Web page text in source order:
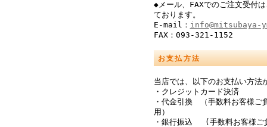
◆メール、FAXでのご注文受付
ております。
E-mail： info@mitsubaya-
FAX：093-321-1152
お支払方法
当店では、以下のお支払い方法
・クレジットカード決済
・代金引換 （手数料お客様ご
用）
・銀行振込 (手数料お客様ご